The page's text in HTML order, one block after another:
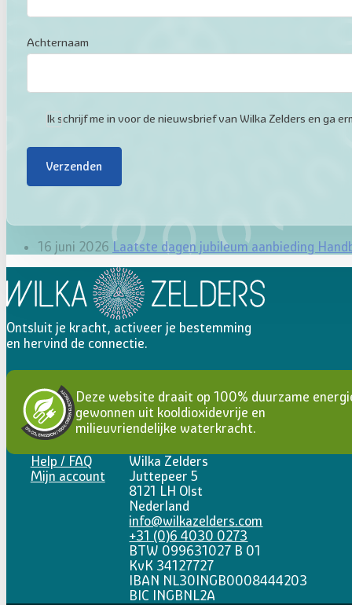
Achternaam
Ik schrijf me in voor de nieuwsbrief van Wilka Zelders en ga
Verzenden
16 juni 2026 Laatste dagen jubileum aanbieding
Ontsluit je kracht, activeer je bestemming
en hervind de connectie.
Deze website draait op 100% duurzame
gewonnen uit kooldioxidevrije en
milieuvriendelijke waterkracht.
Help / FAQ
Mijn account
Wilka Zelders
Juttepeer 5
8121 LH Olst
Nederland
info@wilkazelders.com
+31 (0)6 4030 0273
BTW 099631027 B 01
KvK 34127727
IBAN NL30INGB0008444203
BIC INGBNL2A